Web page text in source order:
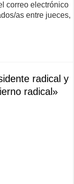
correo electrónico
as entre jueces,
radical y
radical»